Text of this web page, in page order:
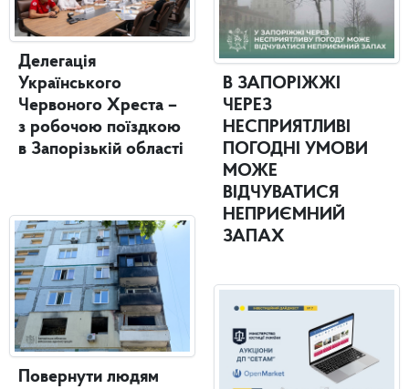
Делегація
Українського
Червоного Хреста –
з робочою поїздкою
в Запорізькій області
Повернути людям
В ЗАПОРІЖЖІ
ЧЕРЕЗ
НЕСПРИЯТЛИВІ
ПОГОДНІ УМОВИ
МОЖЕ
ВІДЧУВАТИСЯ
НЕПРИЄМНИЙ
ЗАПАХ